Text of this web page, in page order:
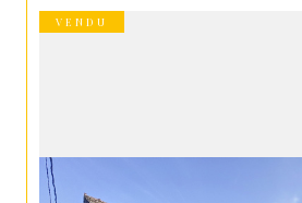
VENDU